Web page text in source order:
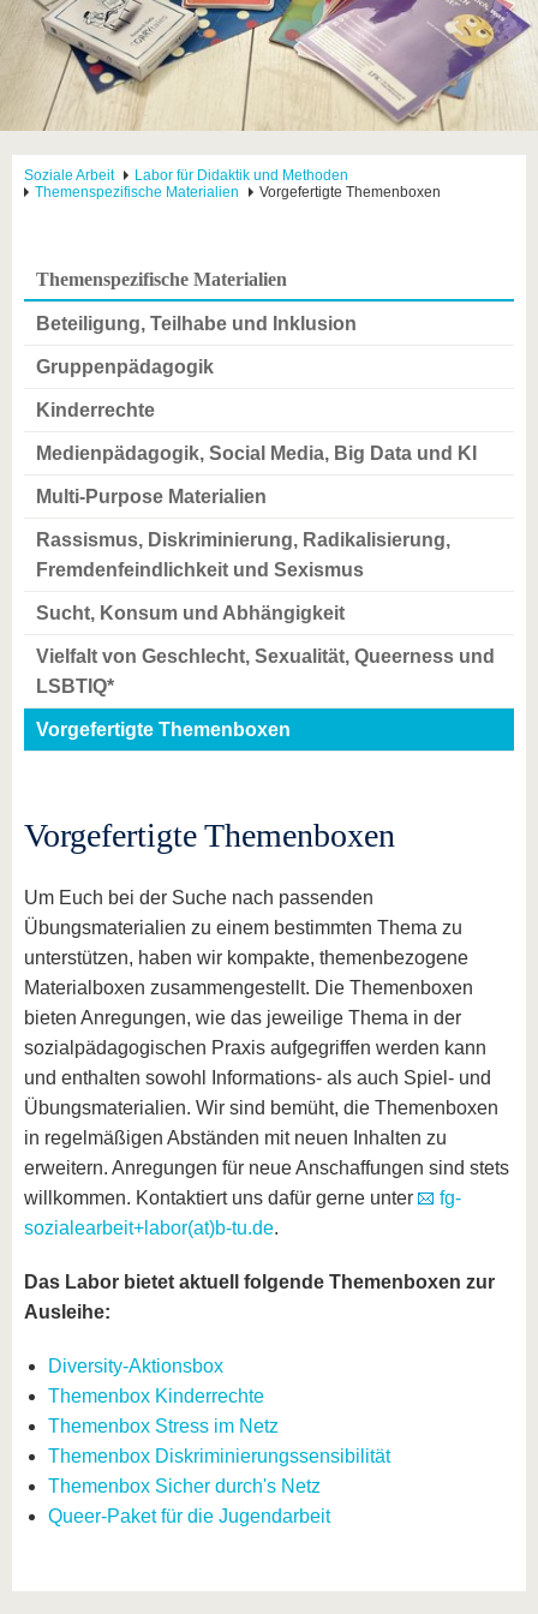
Soziale Arbeit
Labor für Didaktik und Methoden
Themenspezifische Materialien
Vorgefertigte Themenboxen
Themenspezifische Materialien
Beteiligung, Teilhabe und Inklusion
Gruppenpädagogik
Kinderrechte
Medienpädagogik, Social Media, Big Data und KI
Multi-Purpose Materialien
Rassismus, Diskriminierung, Radikalisierung,
Fremdenfeindlichkeit und Sexismus
Sucht, Konsum und Abhängigkeit
Vielfalt von Geschlecht, Sexualität, Queerness und
LSBTIQ*
Vorgefertigte Themenboxen
Vorgefertigte Themenboxen
Um Euch bei der Suche nach passenden
Übungsmaterialien zu einem bestimmten Thema zu
unterstützen, haben wir kompakte, themenbezogene
Materialboxen zusammengestellt. Die Themenboxen
bieten Anregungen, wie das jeweilige Thema in der
sozialpädagogischen Praxis aufgegriffen werden kann
und enthalten sowohl Informations- als auch Spiel- und
Übungsmaterialien. Wir sind bemüht, die Themenboxen
in regelmäßigen Abständen mit neuen Inhalten zu
erweitern. Anregungen für neue Anschaffungen sind stets
willkommen. Kontaktiert uns dafür gerne unter
fg-
sozialearbeit+labor(at)b-tu.de.
Das Labor bietet aktuell folgende Themenboxen zur
Ausleihe:
Diversity-Aktionsbox
Themenbox Kinderrechte
Themenbox Stress im Netz
Themenbox Diskriminierungssensibilität
Themenbox Sicher durch's Netz
Queer-Paket für die Jugendarbeit